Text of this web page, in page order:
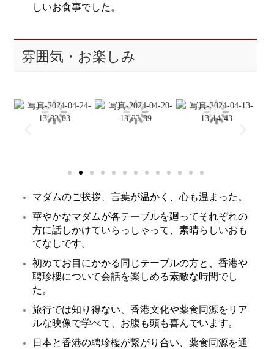
しいお食事でした。
雰囲気・お楽しみ
マダムのご挨拶、言葉が温かく、心も温まった。
華やかなマダムが各テーブルを廻ってそれぞれの
方に話しかけていらっしゃって、素晴らしいおも
てなしです。
初めてお目にかかる同じテーブルの方と、香港や
聘珍樓について会話を楽しめる素敵な時間でし
た。
旅行では知り得ない、香港文化や薬食同源をリア
ルな映像で学べて、お腹も頭も喜んでいます。
日本と香港の聘珍樓が繋がり合い、薬食同源を通